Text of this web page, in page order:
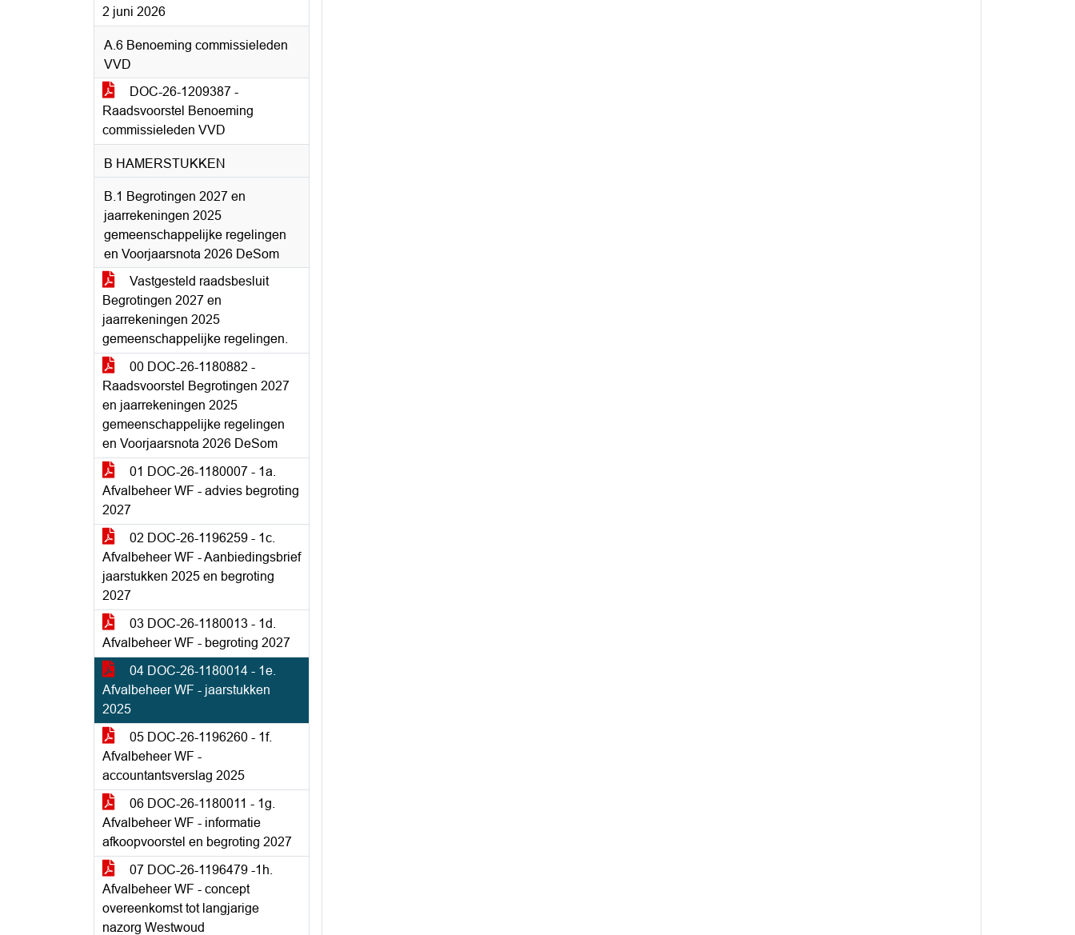
2 juni 2026
A.6 Benoeming commissieleden
VVD
DOC-26-1209387 -
Raadsvoorstel Benoeming
commissieleden VVD
B HAMERSTUKKEN
B.1 Begrotingen 2027 en
jaarrekeningen 2025
gemeenschappelijke regelingen
en Voorjaarsnota 2026 DeSom
Vastgesteld raadsbesluit
Begrotingen 2027 en
jaarrekeningen 2025
gemeenschappelijke regelingen.
00 DOC-26-1180882 -
Raadsvoorstel Begrotingen 2027
en jaarrekeningen 2025
gemeenschappelijke regelingen
en Voorjaarsnota 2026 DeSom
01 DOC-26-1180007 - 1a.
Afvalbeheer WF - advies begroting
2027
02 DOC-26-1196259 - 1c.
Afvalbeheer WF - Aanbiedingsbrief
jaarstukken 2025 en begroting
2027
03 DOC-26-1180013 - 1d.
Afvalbeheer WF - begroting 2027
04 DOC-26-1180014 - 1e.
Afvalbeheer WF - jaarstukken
2025
05 DOC-26-1196260 - 1f.
Afvalbeheer WF -
accountantsverslag 2025
06 DOC-26-1180011 - 1g.
Afvalbeheer WF - informatie
afkoopvoorstel en begroting 2027
07 DOC-26-1196479 -1h.
Afvalbeheer WF - concept
overeenkomst tot langjarige
nazorg Westwoud